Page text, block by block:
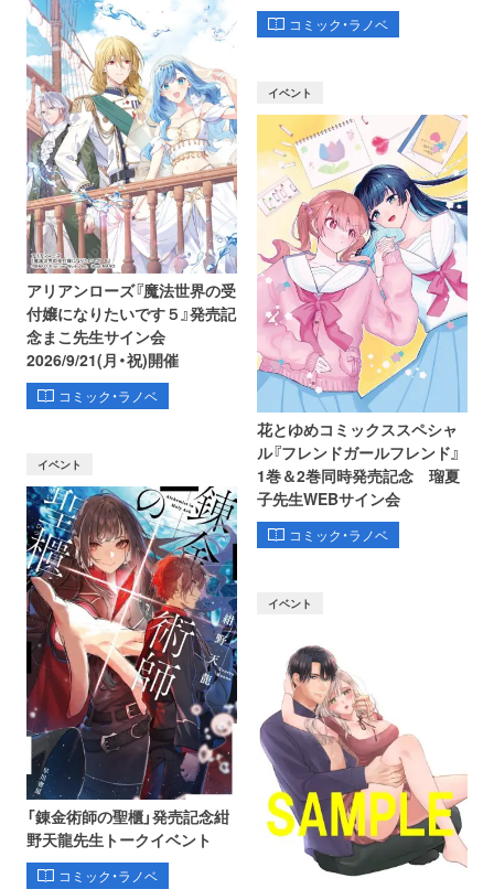
コミック・ラノベ
アリアンローズ『魔法世界の受
付嬢になりたいです５』発売記
念まこ先生サイン会
2026/9/21(月・祝)開催
コミック・ラノベ
イベント
花とゆめコミックススペシャ
ル『フレンドガールフレンド』
1巻＆2巻同時発売記念 瑠夏
子先生WEBサイン会
コミック・ラノベ
イベント
「錬金術師の聖櫃」発売記念紺
野天龍先生トークイベント
コミック・ラノベ
イベント